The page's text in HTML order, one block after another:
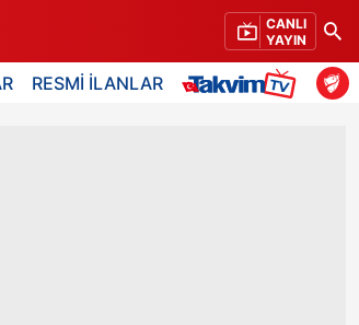
CANLI
YAYIN
RESMİ İLANLAR